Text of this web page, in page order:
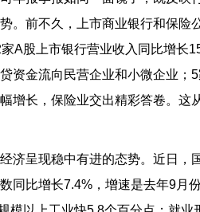
。前不久，上市商业银行和保险
A股上市银行营业收入同比增长
资金流向民营企业和小微企业；
增长，保险业交出精彩答卷。这
济呈现稳中有进的态势。近日，
同比增长7.4%，增速是去年9月